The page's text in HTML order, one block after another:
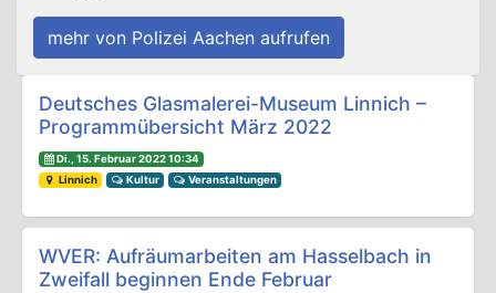
mehr von Polizei Aachen aufrufen
Beitrags-Navigation
Deutsches Glasmalerei-Museum Linnich –
Programmübersicht März 2022
Di., 15. Februar 2022 10:34
Linnich
Kultur Veranstaltungen
WVER: Aufräumarbeiten am Hasselbach in
Zweifall beginnen Ende Februar